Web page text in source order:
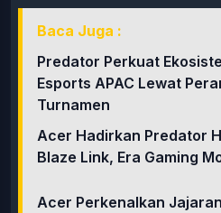
Baca Juga :
Predator Perkuat
Esports APAC Lewat
Turnamen
Acer Hadirkan Predator
Blaze Link, Era Gaming
Acer Perkenalkan